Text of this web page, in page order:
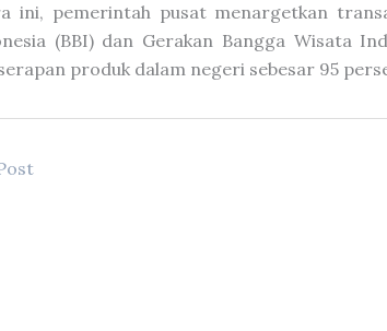
ini, pemerintah pusat menargetkan
(BBI) dan Gerakan Bangga Wisata
produk dalam negeri sebesar 95